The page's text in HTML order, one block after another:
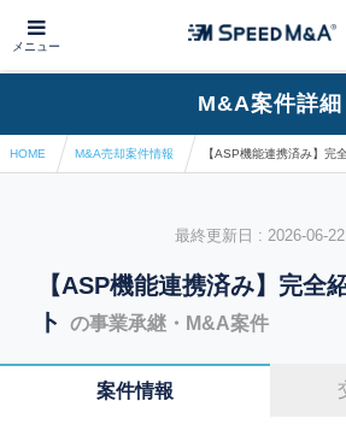
メニュー
M&A案件詳細
HOME M&A売却案件情報
最終更新日 : 2026-06-
【ASP機能連携済み】完全
ト
の事業承継・M&A案件
案件情報